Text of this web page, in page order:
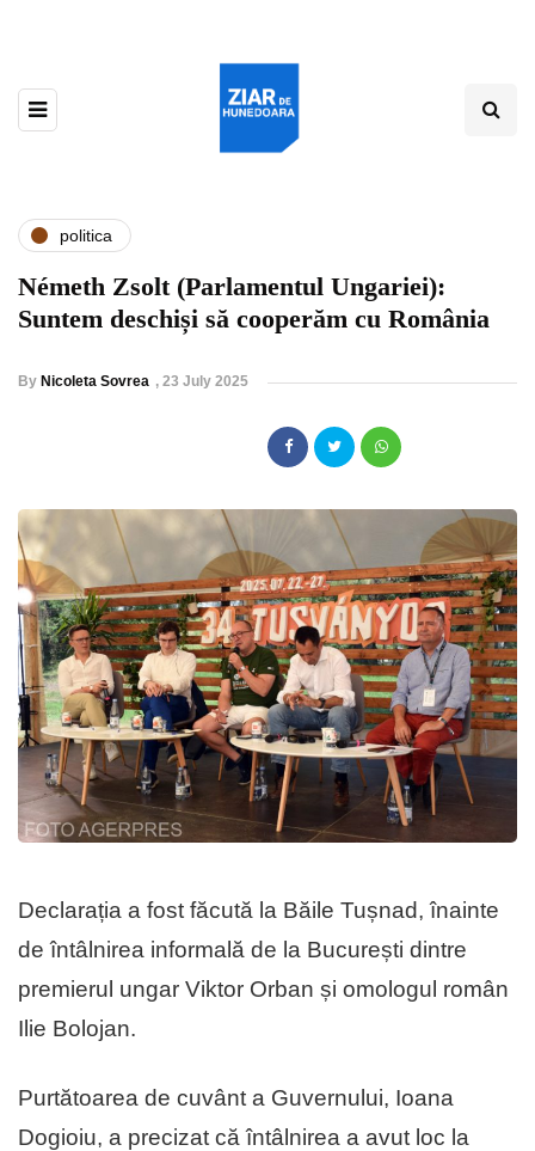
politica
Németh Zsolt (Parlamentul Ungariei):
Suntem deschiși să cooperăm cu România
By Nicoleta Sovrea , 23 July 2025
Declarația a fost făcută la Băile Tușnad, înainte
de întâlnirea informală de la București dintre
premierul ungar Viktor Orban și omologul român
Ilie Bolojan.
Purtătoarea de cuvânt a Guvernului, Ioana
Dogioiu, a precizat că întâlnirea a avut loc la